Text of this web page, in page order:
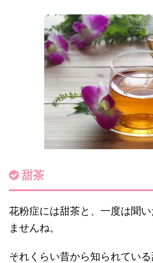
甜茶
花粉症には甜茶と、一度は聞
ませんね。
それくらい昔から知られてい